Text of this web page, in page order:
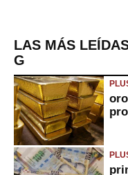
LAS MÁS
G